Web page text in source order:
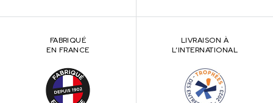
FABRIQUÉ
EN FRANCE
LIVRAISON À
L’INTERNATIONAL